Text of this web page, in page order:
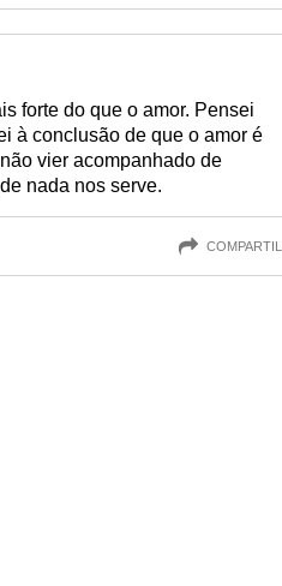
forte do que o amor. Pensei
à conclusão de que o amor é
vier acompanhado de
nada nos serve.